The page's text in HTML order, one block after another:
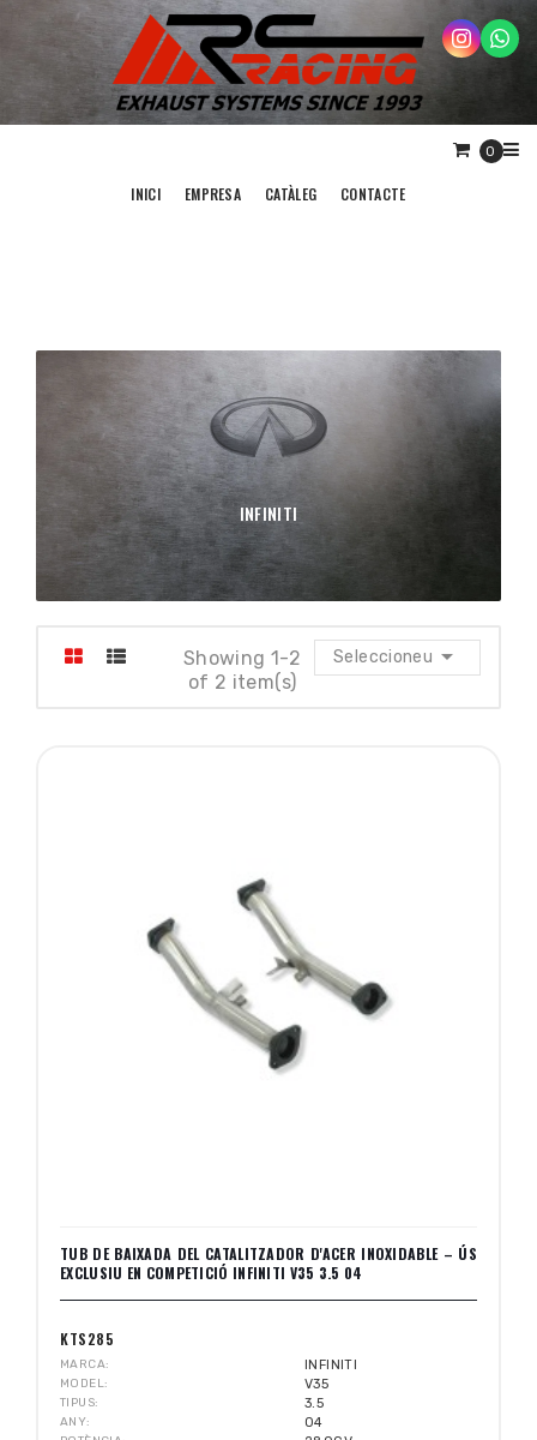
0
INICI EMPRESA CATÀLEG CONTACTE
INFINITI
Seleccioneu 
Showing 1-2
of 2 item(s)
TUB DE BAIXADA DEL CATALITZADOR D'ACER INOXIDABLE – ÚS
EXCLUSIU EN COMPETICIÓ INFINITI V35 3.5 04
KTS285
MARCA INFINITI
MODEL V35
TIPUS 3.5
ANY 04